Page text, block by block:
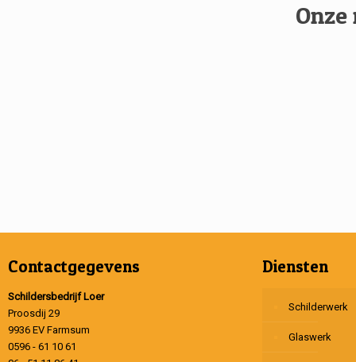
Contactgegevens
Schildersbedrijf Loer
Proosdij 29
9936 EV Farmsum
0596 - 61 10 61
Diensten
Schilderwerk
Glaswerk